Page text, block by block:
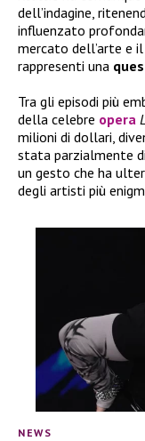
dell’indagine,
influenzato
mercato dell’arte e
rappresenti una
Tra gli episodi più
della celebre opera
milioni di dollari,
stata parzialmente
un gesto che ha
degli artisti più
NEWS